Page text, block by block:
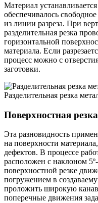
Материал
обеспечивалось
из линии разреза. При
разделительная резка
горизонтальной
материала. Если
процесс можно с
заготовки.
Разделительная резка
Поверхностная резка
Эта разновидность
на поверхности
дефектов. В процессе
расположен с наклоном
поверхностной резке
погружением в
проложить широкую
поперечные движения